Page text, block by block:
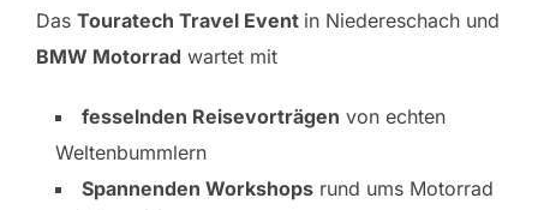
Das Touratech Travel Event in Niedereschach und
BMW Motorrad wartet mit
fesselnden Reisevorträgen von echten
Weltenbummlern
Spannenden Workshops rund ums Motorrad